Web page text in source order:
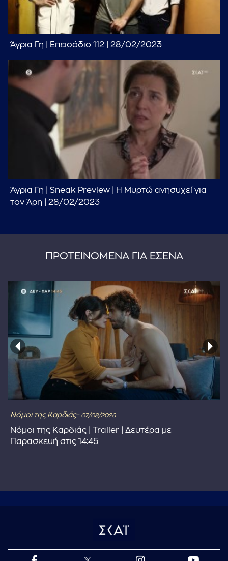
...πληκτρολογήστε κείμενο προς αναζήτηση
Άγρια Γη | Επεισόδιο 112 | 28/02/2023
Άγρια Γη | Sneak Preview | Η Μυρτώ ανησυχεί για
τον Άρη | 28/02/2023
ΠΡΟΤΕΙΝΟΜΕΝΑ ΓΙΑ ΕΣΕΝΑ
Νόμοι της Καρδιάς- 07/08/2026
Νόμοι της Καρδιάς | Trailer | Δευτέρα με
Παρασκευή στις 14:45